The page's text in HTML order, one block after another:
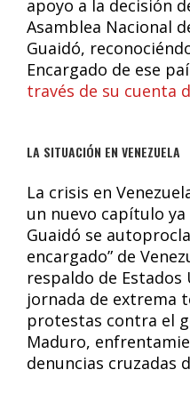
apoyo a la decisión
Asamblea Nacional
Guaidó,
Encargado de ese
través de su cuenta
LA SITUACIÓN EN VENEZUELA
La crisis en
un nuevo capítulo
Guaidó se
encargado” de
respaldo de
jornada de extrema
protestas contra el
Maduro,
denuncias cruzadas